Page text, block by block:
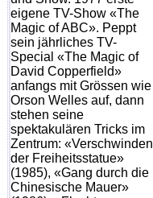
eigene TV-Show «The
Magic of ABC». Peppt
sein jährliches TV-
Special «The Magic of
David Copperfield»
anfangs mit Grössen wie
Orson Welles auf, dann
stehen seine
spektakulären Tricks im
Zentrum: «Verschwinden
der Freiheitsstatue»
(1985), «Gang durch die
Chinesische Mauer»